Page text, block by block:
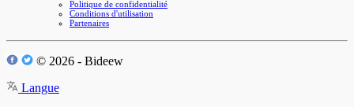
Politique de confidentialité
Conditions d'utilisation
Partenaires
© 2026 - Bideew
Langue